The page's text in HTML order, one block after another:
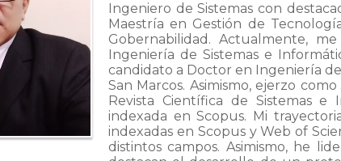
Ingeniero de Sistemas con
Maestría en Gestión de
Gobernabilidad. Actualmente,
Ingeniería de Sistemas e
candidato a Doctor en Ingeniería
San Marcos. Asimismo, ejerzo
Revista Científica de Sistemas
indexada en Scopus. Mi
indexadas en Scopus y Web of
distintos campos. Asimismo, he